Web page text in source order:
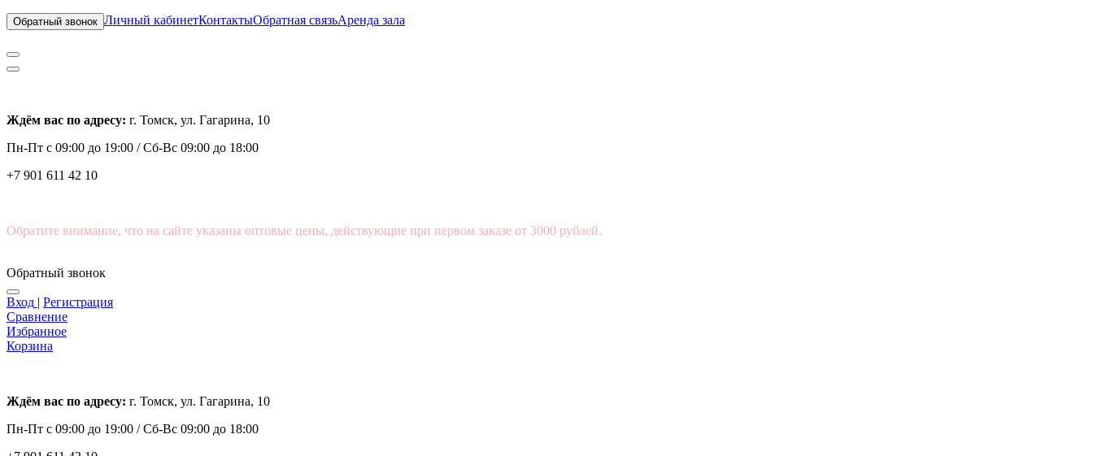
Обратный звонок Личный кабинетКонтактыОбратная связьАренда зала
Ждём вас по адресу: г. Томск, ул. Гагарина, 10
Пн-Пт с 09:00 до 19:00 /Сб-Вс 09:00 до 18:00
+7 901 611 42 10
Обратите внимание, что на сайте указаны оптовые цены, действующие при первом заказе от 3000 рублей.
Обратный звонок
Вход | Регистрация
Сравнение
Избранное
Корзина
Ждём вас по адресу: г. Томск, ул. Гагарина, 10
Пн-Пт с 09:00 до 19:00 /Сб-Вс 09:00 до 18:00